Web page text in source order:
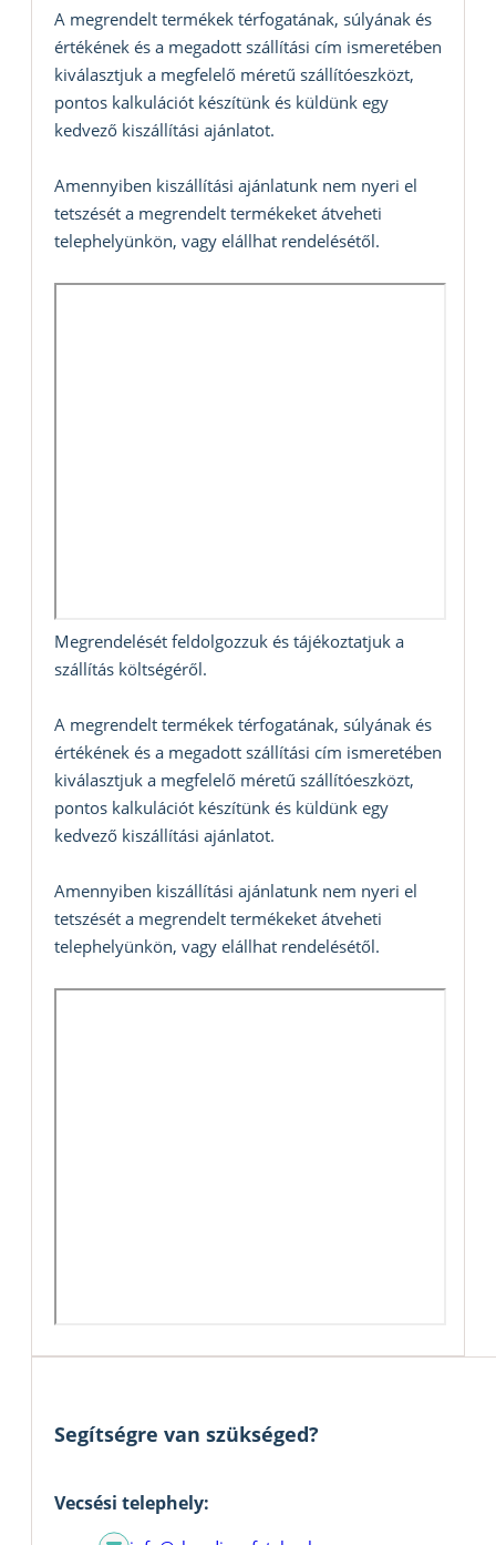
A megrendelt termékek térfogatának, súlyának és
értékének és a megadott szállítási cím ismeretében
kiválasztjuk a megfelelő méretű szállítóeszközt,
pontos kalkulációt készítünk és küldünk egy
kedvező kiszállítási ajánlatot.
Amennyiben kiszállítási ajánlatunk nem nyeri el
tetszését a megrendelt termékeket átveheti
telephelyünkön, vagy elállhat rendelésétől.
Megrendelését feldolgozzuk és tájékoztatjuk a
szállítás költségéről.
A megrendelt termékek térfogatának, súlyának és
értékének és a megadott szállítási cím ismeretében
kiválasztjuk a megfelelő méretű szállítóeszközt,
pontos kalkulációt készítünk és küldünk egy
kedvező kiszállítási ajánlatot.
Amennyiben kiszállítási ajánlatunk nem nyeri el
tetszését a megrendelt termékeket átveheti
telephelyünkön, vagy elállhat rendelésétől.
Segítségre van szükséged?
Vecsési telephely: